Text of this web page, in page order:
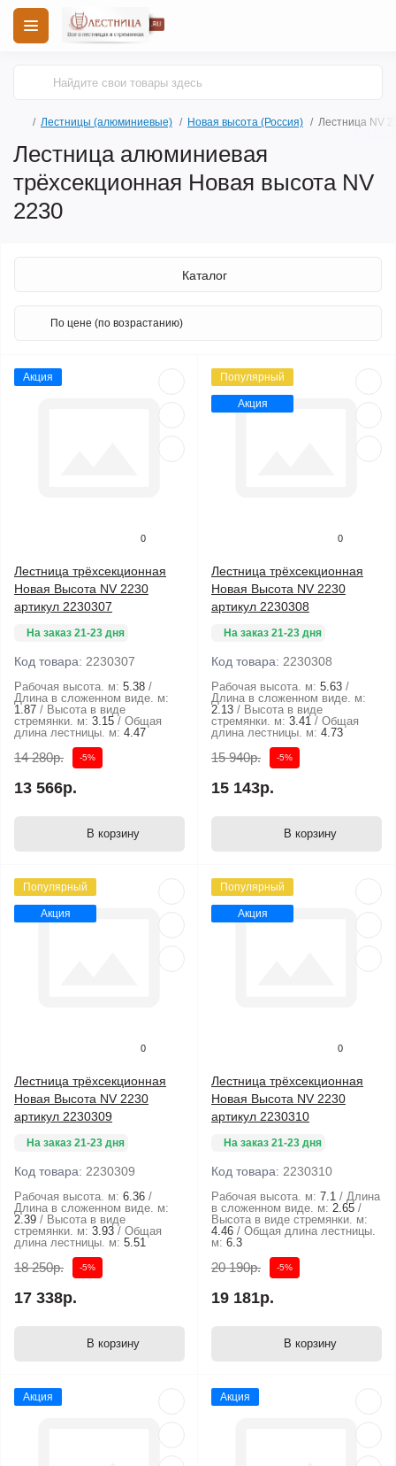
Лестницы (алюминиевые) Новая высота (Россия) Лестница NV
Лестница алюминиевая
трёхсекционная Новая высота NV
2230
Каталог
Акция
0
Лестница трёхсекционная
Новая Высота NV 2230
артикул 2230307
На заказ 21-23 дня
Код товара: 2230307
Рабочая высота. м: 5.38
Длина в сложенном виде. м:
1.87
Высота в виде
стремянки. м: 3.15
Общая
длина лестницы. м: 4.47
14 280р. -5%
13 566р.
В корзину
Популярный
Акция
0
Лестница трёхсекционная
Новая Высота NV 2230
артикул 2230308
На заказ 21-23 дня
Код товара: 2230308
Рабочая высота. м: 5.63
Длина в сложенном виде. м:
2.13
Высота в виде
стремянки. м: 3.41
Общая
длина лестницы. м: 4.73
15 940р. -5%
15 143р.
В корзину
Популярный
Акция
0
Лестница трёхсекционная
Новая Высота NV 2230
артикул 2230309
На заказ 21-23 дня
Код товара: 2230309
Рабочая высота. м: 6.36
Длина в сложенном виде. м:
2.39
Высота в виде
стремянки. м: 3.93
Общая
длина лестницы. м: 5.51
18 250р. -5%
17 338р.
В корзину
Популярный
Акция
0
Лестница трёхсекционная
Новая Высота NV 2230
артикул 2230310
На заказ 21-23 дня
Код товара: 2230310
Рабочая высота. м: 7.1
Длина
в сложенном виде. м: 2.65
Высота в виде стремянки. м:
4.46
Общая длина лестницы.
м: 6.3
20 190р. -5%
19 181р.
В корзину
Акция Акция